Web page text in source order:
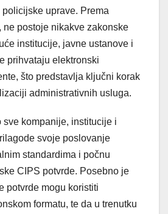
uprave. Prema
ne postoje nikakve zakonske
institucije, javne ustanove i
prihvataju elektronski
što predstavlja ključni korak
administrativnih usluga.
sve kompanije, institucije i
svoje poslovanje
standardima i počnu
CIPS potvrde. Posebno je
potvrde mogu koristiti
formatu, te da u trenutku